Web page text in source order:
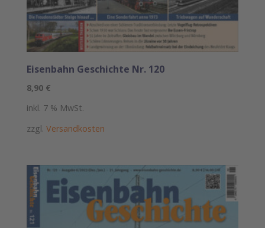
Eisenbahn Geschichte Nr. 120
8,90 €
inkl. 7 % MwSt.
zzgl. Versandkosten